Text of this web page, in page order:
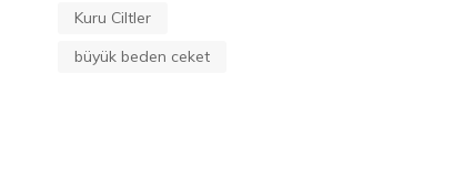
Kuru Ciltler
büyük beden ceket